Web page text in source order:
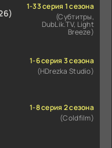
1-33 серия 1 сезона
(Субтитры,
DubLik.TV, Light
Breeze)
1-6 серия 3 сезона
(HDrezka Studio)
1-8 серия 2 сезона
(Coldfilm)